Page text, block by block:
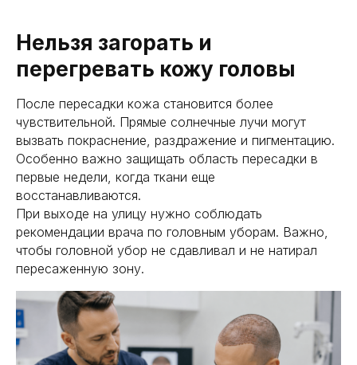
Нельзя загорать и
перегревать кожу головы
После пересадки кожа становится более
чувствительной. Прямые солнечные лучи могут
вызвать покраснение, раздражение и пигментацию.
Особенно важно защищать область пересадки в
первые недели, когда ткани еще
восстанавливаются.
При выходе на улицу нужно соблюдать
рекомендации врача по головным уборам. Важно,
чтобы головной убор не сдавливал и не натирал
пересаженную зону.